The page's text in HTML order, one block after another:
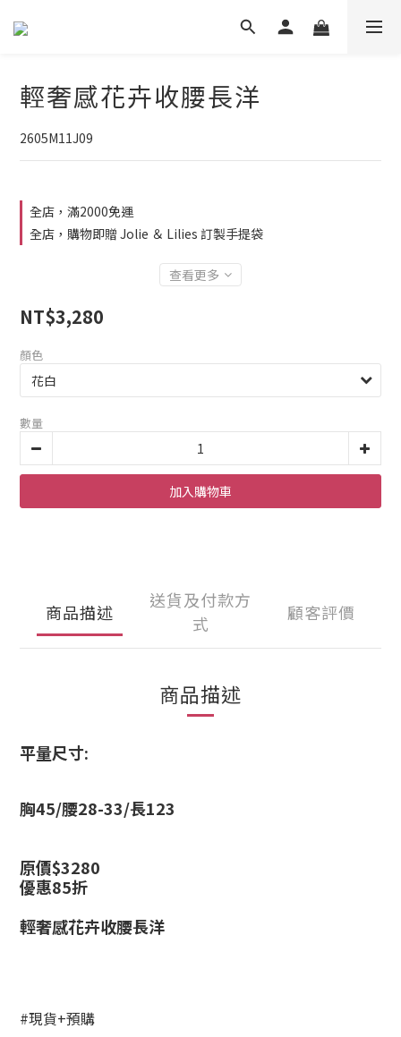
輕奢感花卉收腰長洋
2605M11J09
全店，滿2000免運
全店，購物即贈 Jolie ＆ Lilies 訂製手提袋
查看更多
NT$3,280
顏色
數量
加入購物車
商品描述
送貨及付款方
式
顧客評價
商品描述
平量尺寸:
胸45/腰28-33/長123
原價$3280
優惠85折
輕奢感花卉收腰長洋
#現貨+預購